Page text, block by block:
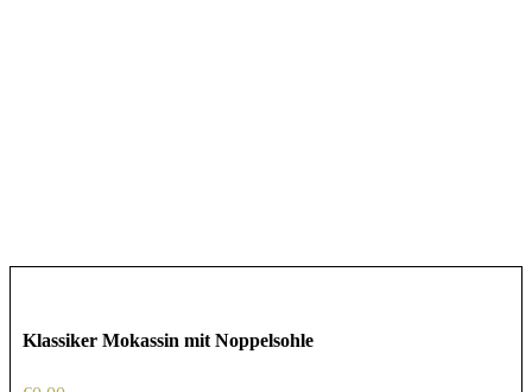
Klassiker Mokassin mit Noppelsohle